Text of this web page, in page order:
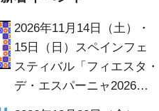
2026年11月14日（土）・
15日（日）スペインフェ
スティバル「フィエスタ・
デ・エスパーニャ2026」/